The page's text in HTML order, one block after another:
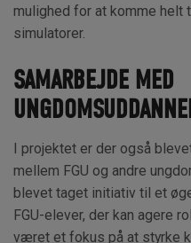
mulighed for at komme helt
simulatorer.
SAMARBEJDE MED
I projektet er der også
mellem FGU og andre
blevet taget initiativ til et
FGU-elever, der kan agere
været et fokus på at styrke